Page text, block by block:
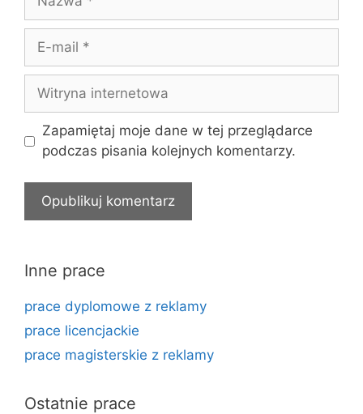
Witryna
internetowa
Zapamiętaj moje dane w tej przeglądarce
podczas pisania kolejnych komentarzy.
Inne prace
prace dyplomowe z reklamy
prace licencjackie
prace magisterskie z reklamy
Ostatnie prace